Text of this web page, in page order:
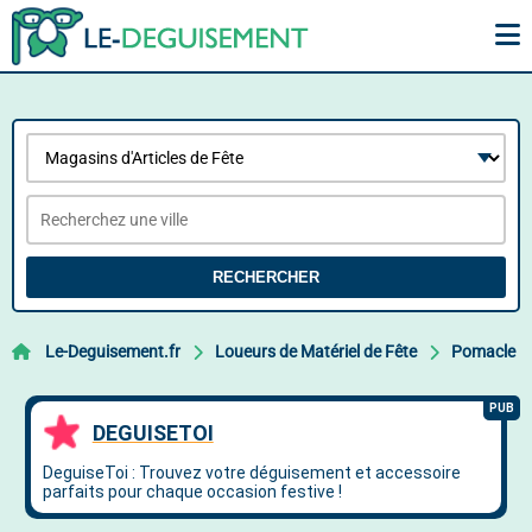
RECHERCHER
Le-Deguisement.fr Loueurs de Matériel de Fête Pomacle